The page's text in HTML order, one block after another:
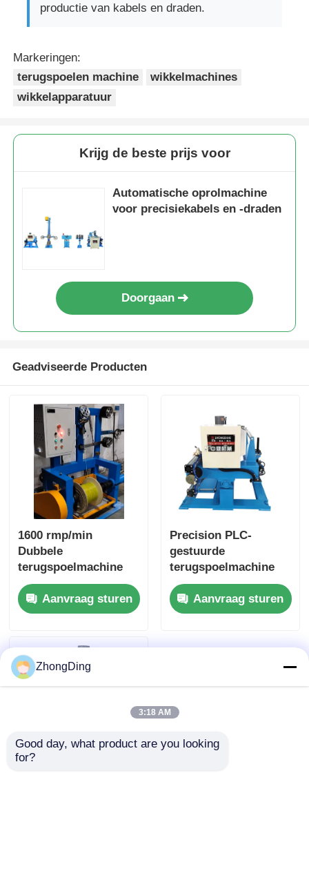
productie van kabels en draden.
Markeringen:
terugspoelen machine
wikkelmachines
wikkelapparatuur
Krijg de beste prijs voor
Automatische oprolmachine
voor precisiekabels en -draden
Doorgaan
Geadviseerde Producten
1600 rmp/min
Dubbele
terugspoelmachine
met PLC-
automatisering en
grote
Aanvraag sturen
Precision PLC-
gestuurde
terugspoelmachine
met 630 roldiameter
voor automatische
kabel
Aanvraag sturen
ZhongDing
3:18 AM
Good day, what product are you looking
for?